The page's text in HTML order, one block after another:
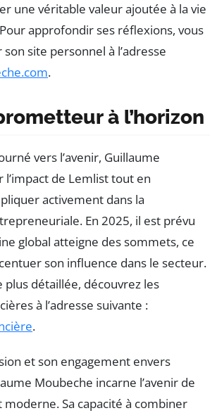
une véritable valeur ajoutée à la vie
approfondir ses réflexions, vous
site personnel à l’adresse
.
à l’horizon
vers l’avenir, Guillaume
l’impact de Lemlist tout en
activement dans la
En 2025, il est prévu
global atteigne des sommets, ce
son influence dans le secteur.
plus détaillée, découvrez les
à l’adresse suivante :
.
et son engagement envers
Moubeche incarne l’avenir de
Sa capacité à combiner